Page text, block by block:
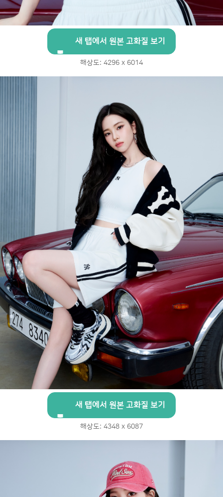
새 탭에서 원본 고화질 보기
해상도: 4296 x 6014
새 탭에서 원본 고화질 보기
해상도: 4348 x 6087